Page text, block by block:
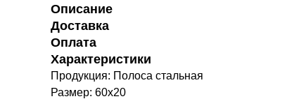
Описание
Доставка
Оплата
Характеристики
Продукция: Полоса стальная
Размер: 60х20